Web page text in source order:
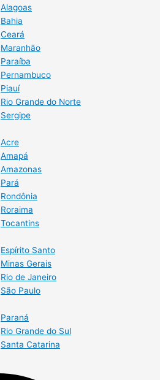
Alagoas
Bahia
Ceará
Maranhão
Paraíba
Pernambuco
Piauí
Rio Grande do Norte
Sergipe
Acre
Amapá
Amazonas
Pará
Rondônia
Roraima
Tocantins
Espírito Santo
Minas Gerais
Rio de Janeiro
São Paulo
Paraná
Rio Grande do Sul
Santa Catarina